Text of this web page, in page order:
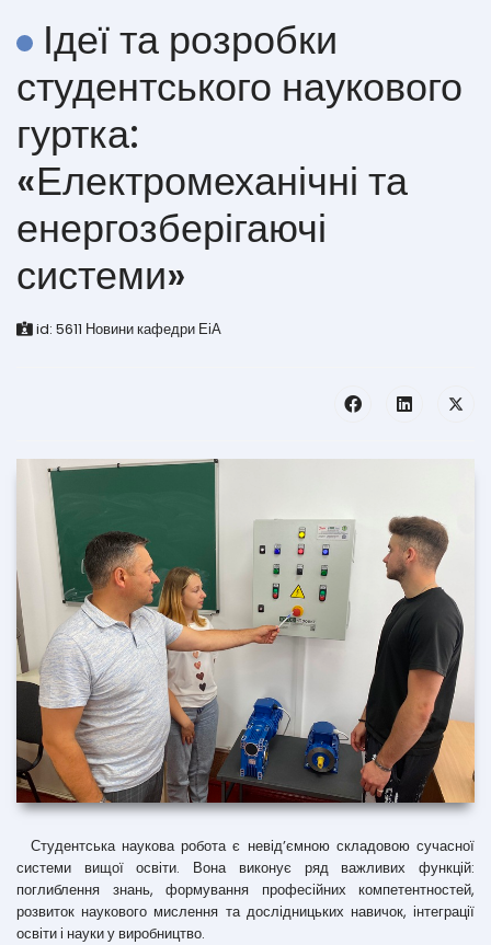
Ідеї та розробки
студентського наукового
гуртка:
«Електромеханічні та
енергозберігаючі
системи»
id: 5611 Новини кафедри ЕіА
Студентська наукова робота є невід’ємною складовою сучасної
системи вищої освіти. Вона виконує ряд важливих функцій:
поглиблення знань, формування професійних компетентностей,
розвиток наукового мислення та дослідницьких навичок, інтеграції
освіти і науки у виробництво.